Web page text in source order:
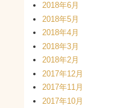
2018年6月
2018年5月
2018年4月
2018年3月
2018年2月
2017年12月
2017年11月
2017年10月